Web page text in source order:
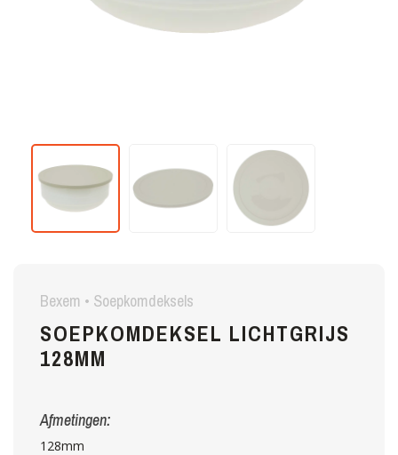
Bexem • Soepkomdeksels
SOEPKOMDEKSEL LICHTGRIJS
128MM
Afmetingen:
128mm